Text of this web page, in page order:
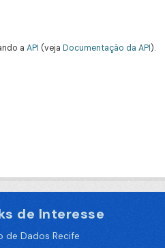
a API (veja Documentação da API).
de Interesse
de Dados Recife